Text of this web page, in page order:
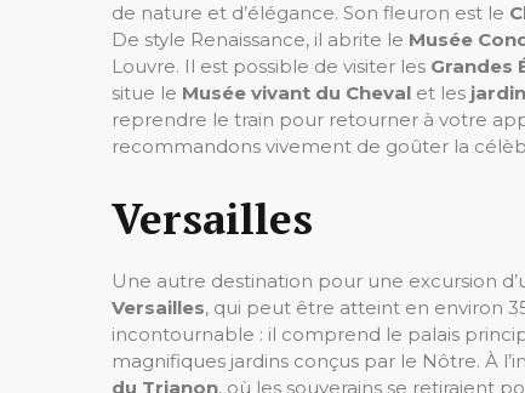
de nature et d’élégance. Son fleuron est le
De style Renaissance, il abrite le Musée
Louvre. Il est possible de visiter les Grandes
situe le Musée vivant du Cheval et les
reprendre le train pour retourner à votre
recommandons vivement de goûter la
Versailles
Une autre destination pour une excursion
Versailles, qui peut être atteint en environ
incontournable : il comprend le palais
magnifiques jardins conçus par le Nôtre. À
du Trianon, où les souverains se retiraient